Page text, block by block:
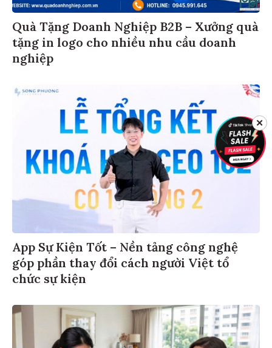
Quà Tặng Doanh Nghiệp B2B – Xưởng quà
tặng in logo cho nhiều nhu cầu doanh
nghiệp
App Sự Kiện Tốt – Nền tảng công nghệ
góp phần thay đổi cách người Việt tổ
chức sự kiện
✕